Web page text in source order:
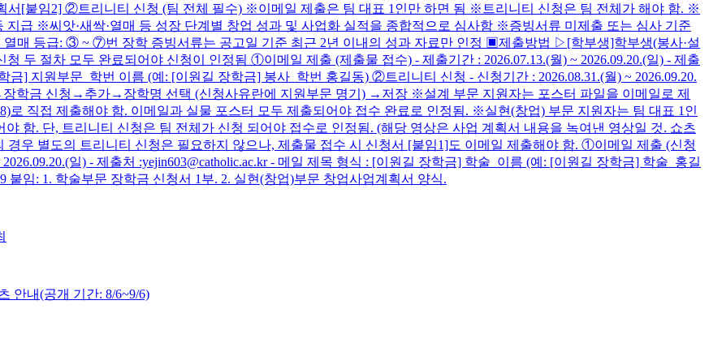
서[붙임2] ②트리니티 신청 (팀 전체 필수) ※이메일 제출은 팀 대표 1인만 하면 됨 ※트리니티 신청은 팀 전체가 해야 함. ※
급 ※씨앗·새싹·열매 등 성장 단계별 창업 성과 및 사업화 실적을 종합적으로 심사함 ※증빙서류 미제출 또는 심사 기준
매 등급: ③ ~ ⑦번 장학 증빙서류는 공고일 기준 최근 2년 이내의 성과 자료만 인정 ▣제출방법 ▷[학부생]학부생(봉사·설
두 절차 모두 완료되어야 신청이 인정됨 ①이메일 제출 (제출물 접수) - 제출기간 : 2026.07.13.(월) ~ 2026.09.20.(일) - 제출
금] 지원부문_학번 이름 (예: [이원길 장학금] 봉사_학번 홍길동) ②트리니티 신청 - 신청기간 : 2026.08.31.(월) ~ 2026.09.20.
금 신청→추가→장학명 선택 (신청사유란에 지원부문 명기) →저장 ※설계 부문 지원자는 포스터 파일을 이메일로 제
로 직접 제출해야 함. 이메일과 실물 포스터 모두 제출되어야 접수 완료로 인정됨. ※실현(창업) 부문 지원자는 팀 대표 1인
함. 단, 트리니티 신청은 팀 전체가 신청 되어야 접수로 인정됨. (해당 영상은 사업 계획서 내용을 녹여낸 영상일 것. 쇼츠
우 별도의 트리니티 신청은 필요하지 않으나, 제출물 접수 시 신청서 [붙임1]도 이메일 제출해야 함. ①이메일 제출 (신청
일) - 제출처 :yejin603@catholic.ac.kr - 메일 제목 형식 : [이원길 장학금] 학술_이름 (예: [이원길 장학금] 학술_홍길
붙임: 1. 학술부문 장학금 신청서 1부. 2. 실현(창업)부문 창업사업계획서 양식.
안내(공개 기간: 8/6~9/6)